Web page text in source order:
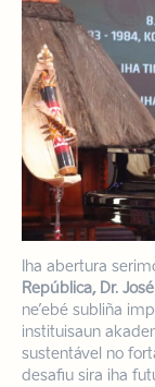
Iha abertura
República, Dr.
ne’ebé subliña
instituisaun
sustentável no
desafiu sira iha